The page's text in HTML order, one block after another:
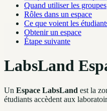
Quand utiliser les groupes
Rôles dans un espace
Ce que voient les
Obtenir un espace
Étape suivante
LabsLand
Un Espace LabsLand est la
étudiants accèdent aux